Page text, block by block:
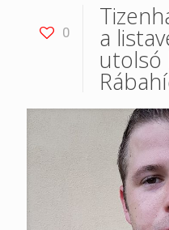
0 a
utolsó